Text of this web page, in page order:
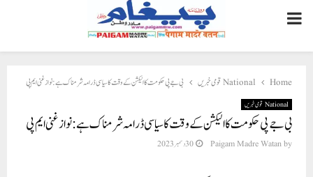
PRIMARY
MENU
Home National قومی خبریں بی جے پی حکومت کا الیکشن کے وقت کا سیاسی ڈرامہ شرمناک ہے: نواز غنی ایم پی
National قومی خبریں
بی جے پی حکومت کا الیکشن کے وقت کا سیاسی ڈرامہ شرمناک ہے: نواز غنی ایم پی
by
Paigam Madre Watan 30 دسمبر 2023